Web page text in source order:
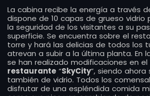
La cabina recibe la energía a través
dispone de 10 capas de grueso vidrio
la seguridad de los visitantes a su
superficie. Se encuentra sobre el
torre y hará las delicias de todos los
atrevan a subir a la última planta. En
se han realizado modificaciones en el
restaurante “SkyCity”, siendo ahora
también de vidrio. Todos los
disfrutar de una espléndida comida